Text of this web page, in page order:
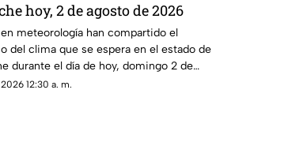
hoy, 2 de agosto de 2026
meteorología han compartido el
del clima que se espera en el estado de
durante el día de hoy, domingo 2 de
2026.12:30 a. m.